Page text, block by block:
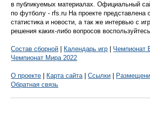
в публикуемых материалах. Официальный
по футболу - rfs.ru На проекте представлена
статистика и новости, а так же интервью с
решения каких-либо вопросов
Состав сборной Календарь игр Чемпионат
Чемпионат Мира 2022
О проекте Карта сайта|Ссылки
Обратная связь